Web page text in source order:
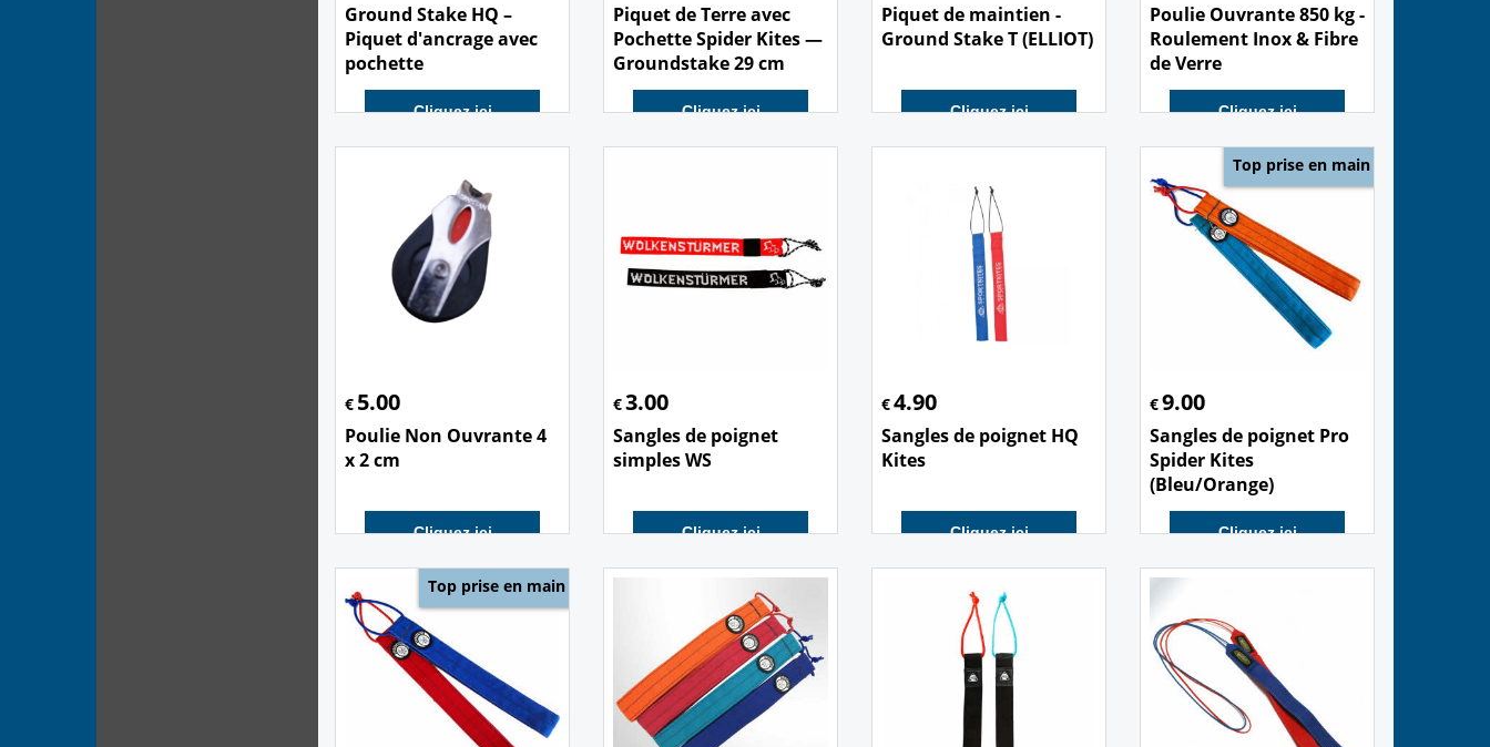
Ground Stake HQ –
Piquet d'ancrage avec
pochette
Cliquez ici
Piquet de Terre avec
Pochette Spider Kites —
Groundstake 29 cm
Cliquez ici
Piquet de maintien -
Ground Stake T (ELLIOT)
Cliquez ici
Poulie Ouvrante 850 kg -
Roulement Inox & Fibre
de Verre
Cliquez ici
€ 5.00
Poulie Non Ouvrante 4
x 2 cm
Cliquez ici
€3.00
Sangles de poignet
simples WS
Cliquez ici
€4.90
Sangles de poignet HQ
Kites
Cliquez ici
Top prise en main
€9.00
Sangles de poignet Pro
Spider Kites
(Bleu/Orange)
Cliquez ici
Top prise en main